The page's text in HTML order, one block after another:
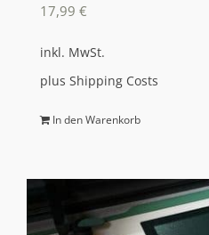
17,99 €
inkl. MwSt.
plus Shipping Costs
In den Warenkorb